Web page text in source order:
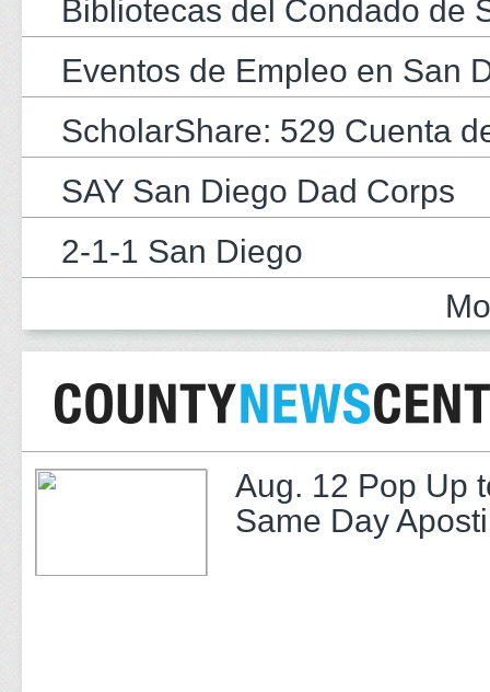
Bibliotecas del Condado de
Eventos de Empleo en San
ScholarShare: 529 Cuenta
SAY San Diego Dad Corps
2-1-1 San Diego
Aug. 12 Pop Up
Same Day